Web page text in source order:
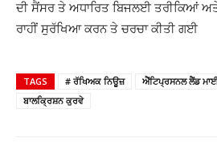
ਦੀ ਸੈਂਸਰ ਤੇ ਅਧਾਰਿਤ ਬਿਜਲਈ ਤਰੀਕਿਆਂ
ਰਾਹੀਂ ਸੁਰੱਖਿਆ ਕਰਨ ਤੇ ਚਰਚਾ ਕੀਤੀ ਗਈ
TAGS # ਰੱਖਿਅਕ ਨਿਊਜ਼ ਐਂਟਿਪ੍ਰਸਨਲ ਲੈਂਡ
ਬਾਲਕ੍ਰਿਸ਼ਨ ਕੁਰਵੇ